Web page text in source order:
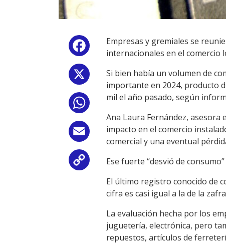
Facebook
Email
Copy
Link
Empresas y gremiales se
internacionales en el comercio
Si bien había un volumen de
importante en 2024, producto
mil el año pasado, según
Ana Laura Fernández, asesora
impacto en el comercio
comercial y una eventual
Ese fuerte “desvió de
El último registro conocido de
cifra es casi igual a la de la
La evaluación hecha por los
juguetería, electrónica, pero
repuestos, artículos de